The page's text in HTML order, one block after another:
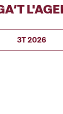
3T 2026